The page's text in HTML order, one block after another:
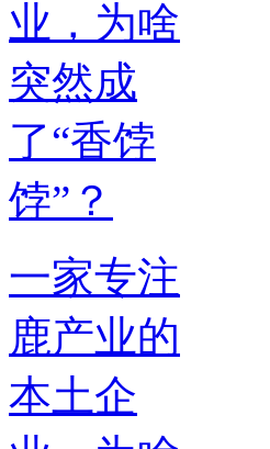
一家专注
鹿产业的
本土企